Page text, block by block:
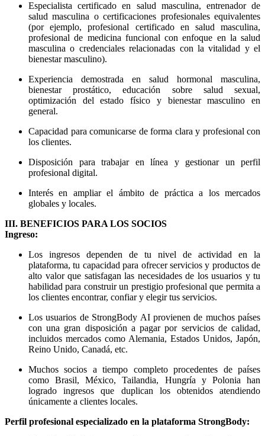
Especialista certificado en salud masculina, entrenador de
salud masculina o certificaciones profesionales equivalentes
(por ejemplo, profesional certificado en salud masculina,
profesional de medicina funcional con enfoque en la salud
masculina o credenciales relacionadas con la vitalidad y el
bienestar masculino).
Experiencia demostrada en salud hormonal masculina,
bienestar prostático, educación sobre salud sexual,
optimización del estado físico y bienestar masculino en
general.
Capacidad para comunicarse de forma clara y profesional con
los clientes.
Disposición para trabajar en línea y gestionar un perfil
profesional digital.
Interés en ampliar el ámbito de práctica a los mercados
globales y locales.
III. BENEFICIOS PARA LOS SOCIOS
Ingreso:
Los ingresos dependen de tu nivel de actividad en la
plataforma, tu capacidad para ofrecer servicios y productos de
alto valor que satisfagan las necesidades de los usuarios y tu
habilidad para construir un prestigio profesional que permita a
los clientes encontrar, confiar y elegir tus servicios.
Los usuarios de StrongBody AI provienen de muchos países
con una gran disposición a pagar por servicios de calidad,
incluidos mercados como Alemania, Estados Unidos, Japón,
Reino Unido, Canadá, etc.
Muchos socios a tiempo completo procedentes de países
como Brasil, México, Tailandia, Hungría y Polonia han
logrado ingresos que duplican los obtenidos atendiendo
únicamente a clientes locales.
Perfil profesional especializado en la plataforma StrongBody: